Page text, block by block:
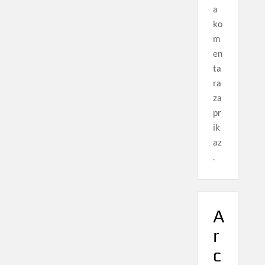
a
ko
m
en
ta
ra
za
pr
ik
az
.
A
r
c